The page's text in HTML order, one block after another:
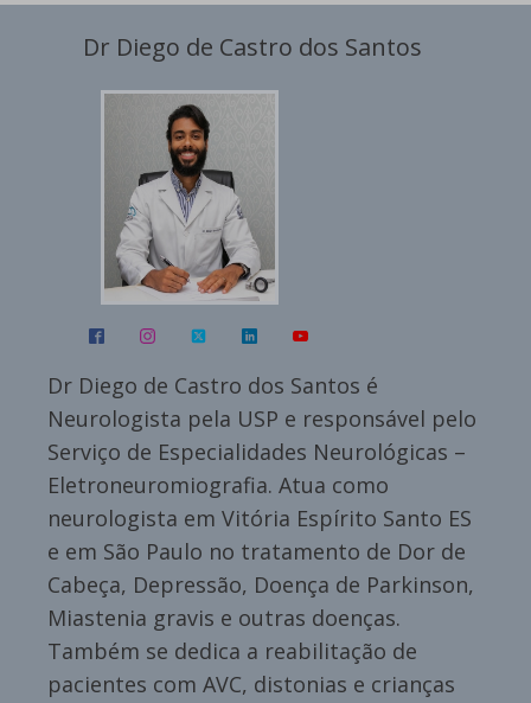
Dr Diego de Castro dos Santos
Dr Diego de Castro dos Santos é
Neurologista pela USP e responsável pelo
Serviço de Especialidades Neurológicas –
Eletroneuromiografia. Atua como
neurologista em Vitória Espírito Santo ES
e em São Paulo no tratamento de Dor de
Cabeça, Depressão, Doença de Parkinson,
Miastenia gravis e outras doenças.
Também se dedica a reabilitação de
pacientes com AVC, distonias e crianças